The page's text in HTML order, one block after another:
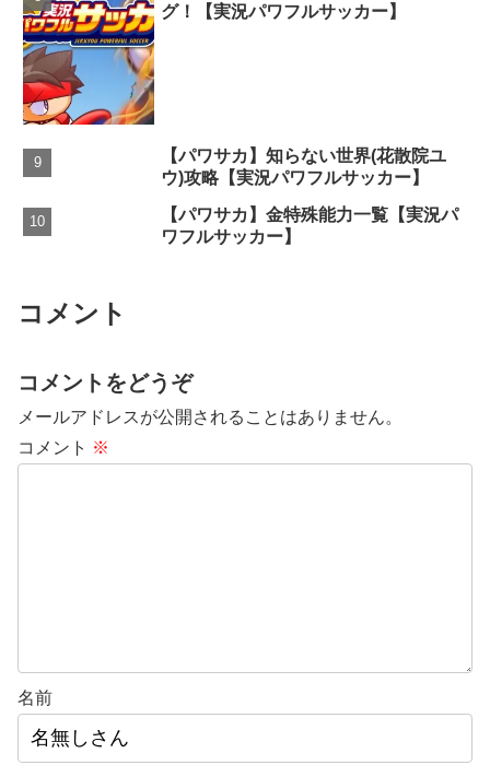
グ！【実況パワフルサッカー】
【パワサカ】知らない世界(花散院ユ
ウ)攻略【実況パワフルサッカー】
【パワサカ】金特殊能力一覧【実況パ
ワフルサッカー】
コメント
コメントをどうぞ
メールアドレスが公開されることはありません。
コメント ※
名前